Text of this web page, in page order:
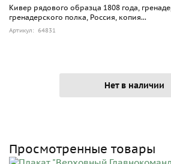
Кивер рядового образца 1808 года,
гренадерского полка, Россия, копия...
Артикул: 64831
Нет в наличии
Просмотренные товары